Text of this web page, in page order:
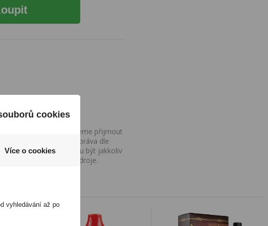
aktualizovány, nemůžeme přijmout
nemá vliv na Vaše práva dle
použití a nemohou být jakkoliv
bez řádného uvedení zdroje.
cookies
Více o cookies
vyhledávání až po